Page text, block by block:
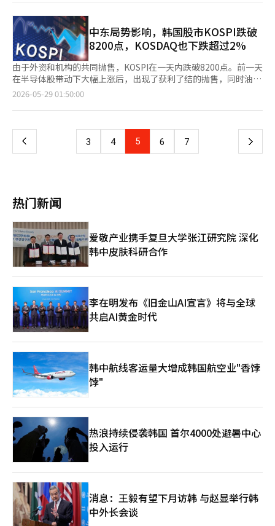
临，半导体需求可能会更加爆炸性增长。”这意味着每台机器人将
使用多少个GPU、CPU和通信芯片，以及将会制造多少台这样的机
器人，都是无法预测的情况即将到来。 对AI泡沫的担忧将继续存
在。每当出现像博通震荡这样的业绩预期未能达到市场期待时，半
导体股价可能会大幅波动。一些超大规模企业可能会被淘汰，部分
投资计划可能会被调整。每当发生这些情况，市场都会剧烈波动。
然而，历史上伟大的技术创新总是伴随着泡沫而成长，这一点也是
关注这些创新的成果将归于谁。这或许就是AI革命和创新时代“成
功投资之道”。※ 本报道经人工智能（AI）系统翻译与编辑。
EcoPro（-1.92%）、Rainbow Robotics（-2.79%）、三千堂制
药（-6.74%）、Rino工业（-4.93%）等则下跌。 Kiwoom证券
研究员韩志英表示：“英伟达宣布进军AI PC市场以及美国制造业
指标的良好表现刺激了半导体投资情绪。”他同时指出：“近期半
导体和AI硬件行业的资金集中度加深，因此需要考虑短期获利了结
压力和波动性加大的可能性。” 他补充道：“当前市场是由AI叙事
主导股价，而非业绩，半导体和IT硬件的比例扩大策略仍然有效，
但也应考虑将证券、电力设备、造船等此前被忽视的业绩股纳入投
0.65%）、三星电机（上涨14.82%）、现代汽车（上涨
6.79%）、LG能源解决方案（上涨3.39%）、三星生命（上涨
8.81%）、三星物产（上涨8.01%）等均以上涨收盘。 相反，
KOSDAQ未能摆脱弱势，KOSDAQ指数收盘下跌29.56点
（2.68%），报1074.80点。该指数开盘时较前一交易日上涨7.79
点（0.71%），为1112.15点，但由于外国和机构的卖出压力加
大，转为下跌。 在KOSDAQ市场中，个人净买入3101亿韩元，但
外国和机构分别净卖出174亿韩元和3005亿韩元，导致指数下跌。
KOSDAQ市值较大的股票整体表现不佳。生态工程（下跌
主成工程（下跌3.85%）、科隆组织（下跌4.54%）、利诺工业
（下跌1.72%）、佩普特龙（下跌5.00%）等均以下跌收盘。相对
而言，彩虹机器人（上涨0.71%）、三千堂制药（上涨0.30%）、
四个是三星电子和SK海力士的单一股票杠杆ETF。 KODEX SK海力
TIGER SK海力士单一股票杠杆ETF的交易额为1兆6599亿韩元，
排名第四。KODEX三星电子单一股票杠杆ETF和TIGER三星电子
单一股票杠杆ETF的交易额分别为1兆5390亿韩元和9884亿韩元。
不过，收益率在不同股票之间存在差异。受三星电子强势影响，
杆ETF分别上涨12.05%和12.58%。而KODEX SK海力士单一股票
杠杆ETF和TIGER SK海力士单一股票杠杆ETF则分别仅上涨
3.19%和2.57%。※ 本报道经人工智能（AI）系统翻译与编辑。
股市在前一交易日全线收涨。28日（当地时间），标准普尔500指
数和纳斯达克综合指数分别上涨0.58%和0.91%，再创历史新高。
道琼斯工业平均指数也上涨0.05%，以小幅上涨收盘。 推动市场上
涨的因素是中东局势缓和的预期。美国与伊朗正在完成关于结束战
争的谅解备忘录（MOU）谈判，并等待美国总统唐纳德·特朗普
的最终批准，这一消息改善了投资者情绪。 此外，AI相关股票的强
劲表现也持续。AI数据云公司Snowflake上调了年度营收预期，并
与亚马逊网络服务（AWS）签署了长期合同，股价飙升36.48%。
因此，英伟达（NVIDIA，涨幅0.78%）、超威半导体（AMD，涨
从资金流向来看，个人和机构投资者呈现买入优势。在证券市场
上，个人和机构分别净买入6279亿韩元和3984亿韩元，而外国投
HD现代重工（上涨1.14%）、三星生命（上涨1.26%）、三星物
至同一时间，科斯达克指数较前一交易日下跌12.07点
（1.09%），报1092.29点。该指数开盘时上涨7.79点
（0.71%），报1112.15点，但因外国和机构的卖出压力而转为下
跌。 在科斯达克市场上，个人投资者净买入1246亿韩元，而外国
和机构分别净卖出1203亿韩元和41亿韩元。 在市值前列的股票
中，EcoProBM（下跌3.20%）、EcoPro（下跌3.73%）、科隆
生物（下跌3.28%）、Rino工业（下跌0.81%）、Peptron（下跌
3.28%）、HLB（下跌1.09%）等均出现下跌。相反，
Alteogen（上涨0.68%）、Rainbow Robotics（上涨1.14%）、
主成工程（上涨5.53%）、三千堂制药（上涨6.07%）等则上涨。
基于对市场的分析，Kiwoom证券研究员韩志英表示：“今天国内
股市将因美伊谈判预期的再度升温、科斯皮200夜间期货上涨
2.95%以及戴尔的盘后股价暴涨等因素，推动半导体以外的其他行
业反弹，恢复之前的跌幅。同时，前一天的地缘政治不确定性和货
币政策委员会加息少数意见的出现，也在一定程度上引发了市场波
中东局势影响，韩国股市KOSPI跌破
8200点，KOSDAQ也下跌超过2%
由于外资和机构的共同抛售，KOSPI在一天内跌破8200点。前一天
在半导体股带动下大幅上涨后，出现了获利了结的抛售，同时油价
和国债收益率的上升也被解读为抑制投资者情绪的因素。KOSDAQ
据，KOSPI当天收盘下跌43.41点（0.53%），报8185.29点。 该指
后因外资的抛售加大了跌幅。尽管在早盘时个人投资者的买入使指
数一度转涨，但下午再次回落。 代信证券研究员李京敏表
普遍出现了获利了结的抛售。” 他进一步指出：“美元兑韩元汇
率再次突破1500元，金融投资也转为净卖出，导致供需压力加
大。”同时，油价和国债收益率的上升也削弱了投资者对风险资产
的偏好。 在证券市场上，个人投资者净买入4兆5098亿韩元，而外
资和机构分别净卖出3兆6819亿韩元和9995亿韩元。 在市值前列
的股票中，SK海力士（上涨2.05%）、三星电机（上涨
13.44%）、LG能源解决方案（上涨15.25%）、三星生命（上涨
0.85%）等收盘上涨。相反，三星电子（下跌2.44%）、SK广场
（下跌3.06%）、现代汽车（下跌0.59%）、HD现代重工（下跌
5.38%）、斗山能源（下跌2.40%）、三星物产（下跌2.68%）等
则收盘下跌。 KOSDAQ指数收盘下跌28.77点（2.54%），报
1104.36点。 该指数开盘时较前一交易日上涨2.71点（0.24%），
报1135.84点，但在外资和机构的抛售下转为下跌，并扩大了跌
3160亿韩元，而机构则净卖出3890亿韩元。 在市值前列的股票
中，阿尔特基（下跌4.40%）、彩虹机器人（下跌4.37%）、主成
工程（下跌9.17%）、科隆组织（下跌6.33%）、三千堂制药（下
跌3.84%）、利诺工业（下跌3.32%）等收盘下跌，而生态宝（上
涨2.34%）、生态宝（上涨1.26%）、佩普特龙（上涨11.30%）
等则收盘上涨。※ 本报道经人工智能（AI）系统翻译与编辑。
2026-05-29 01:50:00
上
页
3 4 5 6 7 下
热门新闻
爱敬产业携手复旦大学张江研究院 深化
韩中皮肤科研合作
李在明发布《旧金山AI宣言》将与全球
共启AI黄金时代
韩中航线客运量大增成韩国航空业"香饽
饽"
热浪持续侵袭韩国 首尔4000处避暑中心
投入运行
消息：王毅有望下月访韩 与赵显举行韩
中外长会谈